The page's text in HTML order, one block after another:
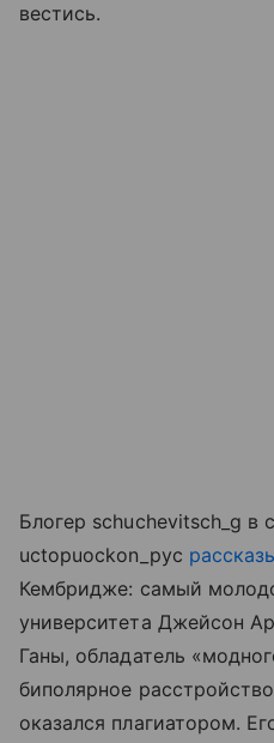
вестись.
Блогер schuchevitsch_g в
uctopuockon_pyc
Кембридже: самый
университета Джейсон
Ганы, обладатель
биполярное
оказался плагиатором.